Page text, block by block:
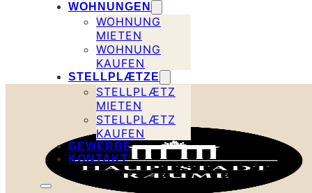
WOHNUNGEN
WOHNUNG
MIETEN
WOHNUNG
KAUFEN
STELLPLÆTZE
STELLPLÆTZ
MIETEN
STELLPLÆTZ
KAUFEN
GEWERBE
KONTAKT